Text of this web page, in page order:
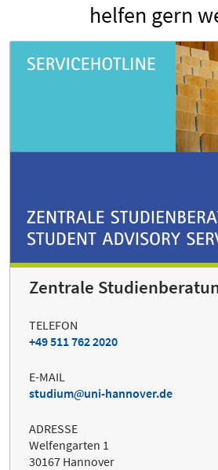
helfen gern
Zentrale
TELEFON
+49 511 762 2020
E-MAIL
studium
uni-hannover.de
ADRESSE
Welfengarten 1
30167 Hannover